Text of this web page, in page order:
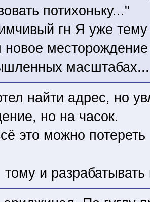
потихоньку..."
гн Я уже
месторождение
найти адрес, но
но на часок.
это можно
и